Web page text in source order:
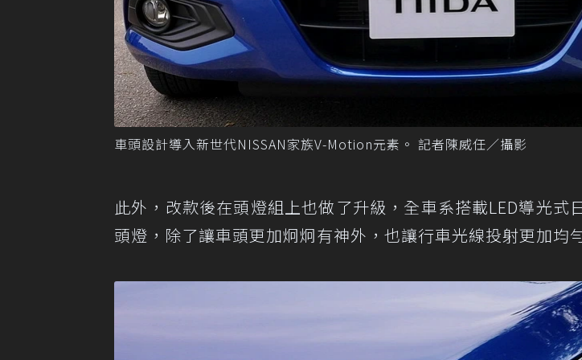
車頭設計導入新世代NISSAN家族V-Motion元素。 記者陳威任／攝影
此外，改款後在頭燈組上也做了升級，全車系搭載LED導光式
頭燈，除了讓車頭更加炯炯有神外，也讓行車光線投射更加均